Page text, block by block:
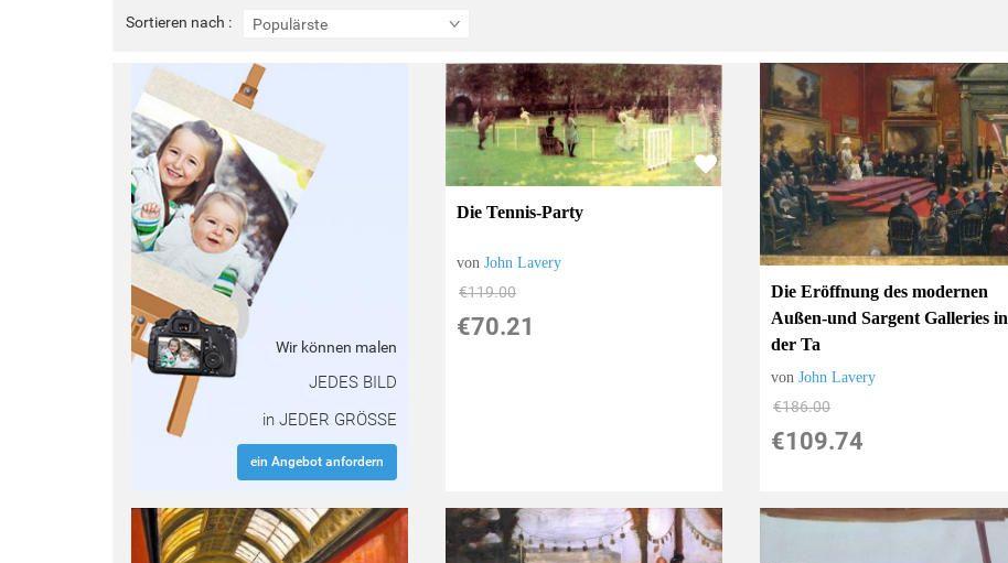
Sortieren nach : Populärste
Sortieren
nach
Wir können malen
JEDES BILD
in JEDER GRÖSSE
ein Angebot anfordern
Die Tennis-Party
vonJohn Lavery
€119.00
€70.21
Die Eröffnung des modernen
Außen-und Sargent Galleries in
der Ta
vonJohn Lavery
€186.00
€109.74